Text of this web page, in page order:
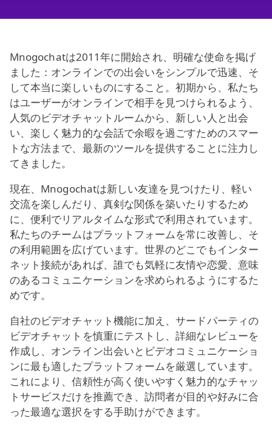
Mnogochatは2011年に開始され、明確な使命を掲げ
ました：オンラインでの出会いをシンプルで迅速、そ
して本当に楽しいものにすること。初期から、私たち
はユーザーがオンラインで相手を見つけられるよう、
人気のビデオチャットルームから、新しい人と出会
い、楽しく魅力的な会話で余暇を過ごすためのスマー
トな方法まで、最新のツールを提供することに注力し
てきました。
現在、Mnogochatは新しい友達を見つけたり、軽い
交流を楽しんだり、真剣な関係を築いたりするため
に、便利でリアルタイムな形式で利用されています。
私たちのチームはプラットフォームを常に改善し、そ
の利用範囲を広げています。世界のどこでもインター
ネット接続があれば、誰でも気軽に友情や恋愛、意味
のあるコミュニケーションを求められるようにするた
めです。
自社のビデオチャット機能に加え、サードパーティの
ビデオチャットを慎重にテストし、詳細なレビューを
作成し、オンライン出会いとビデオコミュニケーショ
ンに最も適したプラットフォームを厳選しています。
これにより、信頼性が高く使いやすく魅力的なチャッ
トサービスだけを推薦でき、訪問者が目的や好みに合
った最適な選択をする手助けができます。